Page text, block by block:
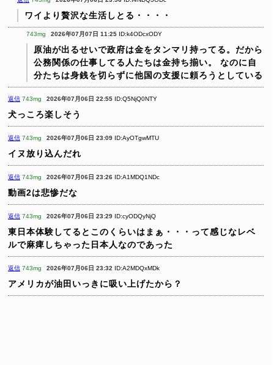
ワイより贅沢な生活しとる・・・・
743mg 2026年07月07日 11:25 ID:k4ODcxODY
原油が出るせいで政府は金をタンマリ持ってる。だから
公務関係の仕事してる人たちは金持ち揃い。
なのに自
分たちは身銭を切らずに他国の支援に頼ろうとしている
返信 743mg 2026年07月06日 22:55 ID:Q5NjQ0NTY
犬っころ楽しそう
返信 743mg 2026年07月06日 23:09 ID:AyOTgwMTU
イヌ放り込んだれ
返信 743mg 2026年07月06日 23:26 ID:A1MDQ1NDc
動画2は悲惨だな
返信 743mg 2026年07月06日 23:29 ID:cyODQyNjQ
東日本体験してるとこのくらいはまぁ・・・って感じなレベ
ルで麻痺しちゃった日本人なのであった
返信 743mg 2026年07月06日 23:32 ID:A2MDQxMDk
アメリカが油田いっきに吸い上げたから？